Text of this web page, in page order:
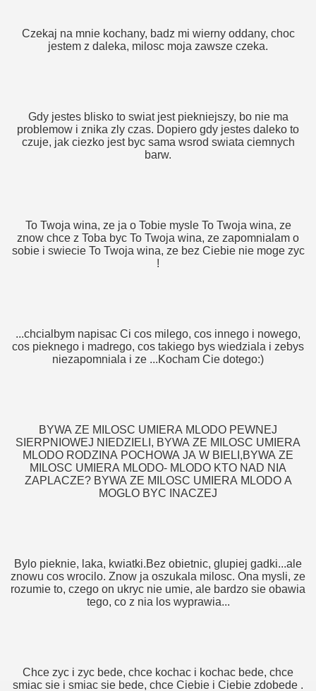
Czekaj na mnie kochany, badz mi wierny oddany, choc
jestem z daleka, milosc moja zawsze czeka.
Gdy jestes blisko to swiat jest piekniejszy, bo nie ma
problemow i znika zly czas. Dopiero gdy jestes daleko to
czuje, jak ciezko jest byc sama wsrod swiata ciemnych
barw.
To Twoja wina, ze ja o Tobie mysle To Twoja wina, ze
znow chce z Toba byc To Twoja wina, ze zapomnialam o
sobie i swiecie To Twoja wina, ze bez Ciebie nie moge zyc
!
...chcialbym napisac Ci cos milego, cos innego i nowego,
cos pieknego i madrego, cos takiego bys wiedziala i zebys
niezapomniala i ze ...Kocham Cie dotego:)
BYWA ZE MILOSC UMIERA MLODO PEWNEJ
SIERPNIOWEJ NIEDZIELI, BYWA ZE MILOSC UMIERA
MLODO RODZINA POCHOWA JA W BIELI,BYWA ZE
MILOSC UMIERA MLODO- MLODO KTO NAD NIA
ZAPLACZE? BYWA ZE MILOSC UMIERA MLODO A
MOGLO BYC INACZEJ
Bylo pieknie, laka, kwiatki.Bez obietnic, glupiej gadki...ale
znowu cos wrocilo. Znow ja oszukala milosc. Ona mysli, ze
rozumie to, czego on ukryc nie umie, ale bardzo sie obawia
tego, co z nia los wyprawia...
Chce zyc i zyc bede, chce kochac i kochac bede, chce
smiac sie i smiac sie bede, chce Ciebie i Ciebie zdobede .